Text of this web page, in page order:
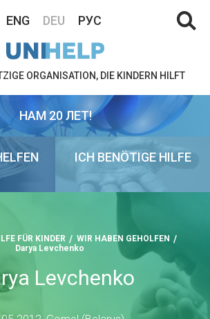
ENG DEU РУС
ORGANISATION, DIE KINDERN HILFT
НАМ 20 ЛЕТ!
ICH BENÖTIGE HILFE
FÜR KINDER
WIR HABEN GEHOLFEN
Darya Levchenko
Levchenko